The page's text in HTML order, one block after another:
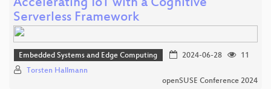
Accelerating IoT with a Cognitive
Serverless Framework
Embedded Systems and Edge Computing 2024-06-28
11
Torsten Hallmann
openSUSE Conference 2024